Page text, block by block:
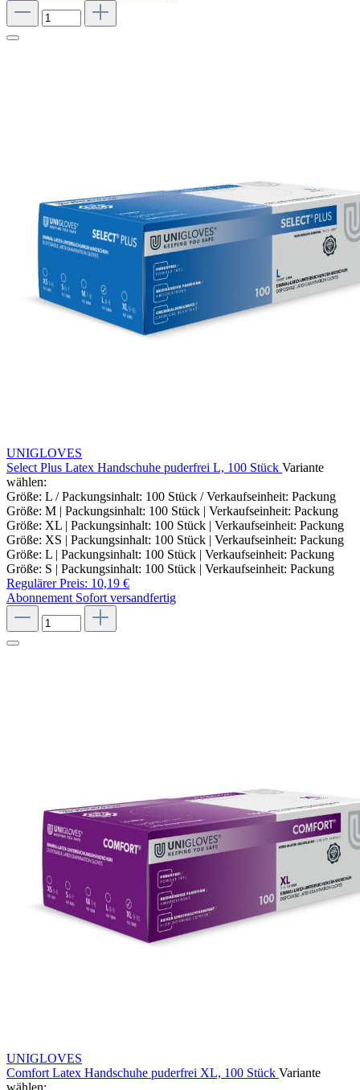
UNIGLOVES
Select Plus Latex Handschuhe puderfrei L, 100 Stück Variante
wählen:
Größe: L / Packungsinhalt: 100 Stück / Verkaufseinheit: Packung
Größe: M | Packungsinhalt: 100 Stück | Verkaufseinheit: Packung
Größe: XL | Packungsinhalt: 100 Stück | Verkaufseinheit: Packung
Größe: XS | Packungsinhalt: 100 Stück | Verkaufseinheit: Packung
Größe: L | Packungsinhalt: 100 Stück | Verkaufseinheit: Packung
Größe: S | Packungsinhalt: 100 Stück | Verkaufseinheit: Packung
Regulärer Preis: 10,19 €
Abonnement Sofort versandfertig
UNIGLOVES
Comfort Latex Handschuhe puderfrei XL, 100 Stück Variante
wählen: